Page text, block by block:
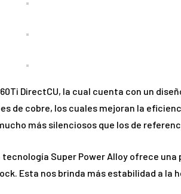
DirectCU, la cual cuenta con un
de cobre, los cuales mejoran la
más silenciosos que los de
tecnología Super Power Alloy ofrece
Esta nos brinda más estabilidad a la